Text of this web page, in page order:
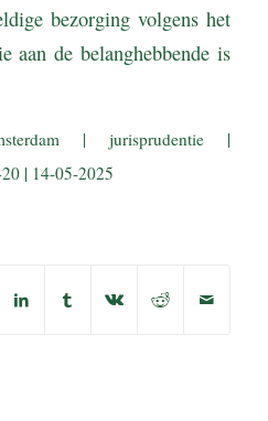
bezorging volgens het
aan de belanghebbende is
| jurisprudentie |
| 14-05-2025